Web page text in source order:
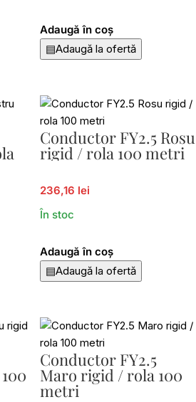
Adaugă în coș
▤Adaugă la ofertă
Conductor FY2.5 Rosu
rigid / rola 100 metri
236,16 lei
În stoc
Adaugă în coș
▤Adaugă la ofertă
Conductor FY2.5
Maro rigid / rola 100
metri